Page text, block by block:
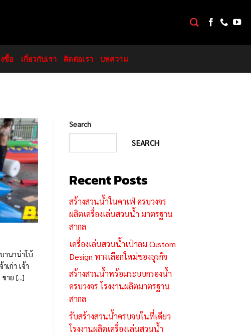
ซื้อ เกี่ยวกับเรา ติดต่อเรา บทความ
านาน่าโบ้
เก่า เจ้า
าย [...]
Search
SEARCH
Recent Posts
สร้างสวนน้ำในคาเฟ่ ครบวงจร
ผลิตเครื่องเล่นสวนน้ำ มาตรฐาน
สากล
เครื่องเล่นสวนน้ำเป่าลม Custom
Design ทางเลือกใหม่ของธุรกิจ
สร้างสวนน้ำพร้อมระบบกรองน้ำ
ครบวงจร โรงงานผลิตมาตรฐาน
สากล
รับสร้างสวนน้ำครบจบในที่เดียว
โรงงานผลิตเครื่องเล่นสวนน้ำ